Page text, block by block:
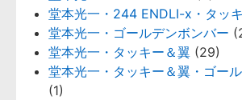
堂本光一・244 ENDLI-x・タッ
堂本光一・ゴールデンボンバー
堂本光一・タッキー＆翼 (29)
堂本光一・タッキー＆翼・ゴー
(1)